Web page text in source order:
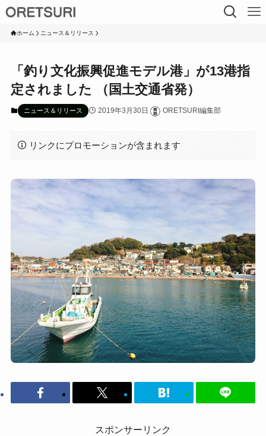
ホーム ニュース＆リリース
「釣り文化振興促進モデル港」が13港指
定されました （国土交通省発）
ニュース＆リリース 2019年3月30日 ORETSURI編集部
リンクにプロモーションが含まれます
スポンサーリンク